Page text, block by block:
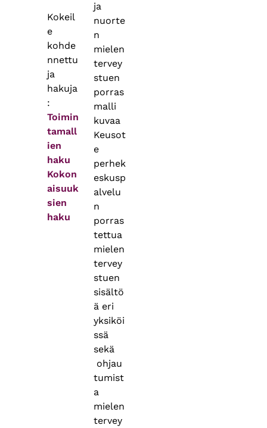
Kokeil
e
kohde
nnettu
ja
hakuja
:
Toimin
tamall
ien
haku
Kokon
aisuuk
sien
haku
ja
nuorte
n
mielen
tervey
stuen
porras
malli
kuvaa
Keusot
e
perhek
eskusp
alvelu
n
porras
tettua
mielen
tervey
stuen
sisältö
ä eri
yksiköi
ssä
sekä
ohjau
tumist
a
mielen
tervey